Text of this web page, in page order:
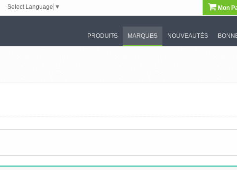
Select Language ▼ Mon
PRODUITS MARQUES NOUVEAUTÉS